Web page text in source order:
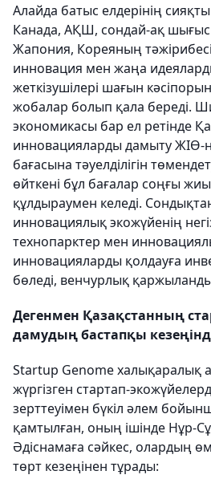
Алайда батыс елдерінің
Канада, АҚШ, сондай-ақ шығыс
Жапония, Кореяның
инновация мен жаңа
жеткізушілері шағын
жобалар болып қала береді.
экономикасы бар ел ретінде
инновацияларды дамыту ЖІӨ-
бағасына тәуелділігін
өйткені бұл бағалар соңғы
құлдыраумен келеді.
инновациялық экожүйенің
технопарктер мен
инновацияларды қолдауға
бөледі, венчурлық
Дегенмен Қазақстанның
дамудың бастапқы
Startup Genome халықаралық
жүргізген стартап-
зерттеуімен бүкіл әлем
қамтылған, оның ішінде Нұр-
Әдіснамаға сәйкес, олардың
төрт кезеңінен тұрады: